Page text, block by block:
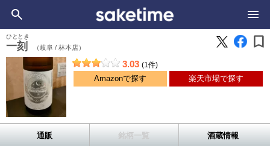
一刻
ひととき
（岐阜 /林本店） bookmark
3.03 (1件)
Amazonで探す
楽天市場で探す
通販 銘柄一覧 酒蔵情報